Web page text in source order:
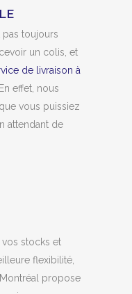
pas toujours
un colis, et
de livraison à
effet, nous
vous puissiez
attendant de
stocks et
flexibilité,
propose